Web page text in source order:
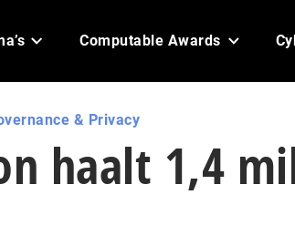
Computable Awards
& Privacy
haalt 1,4